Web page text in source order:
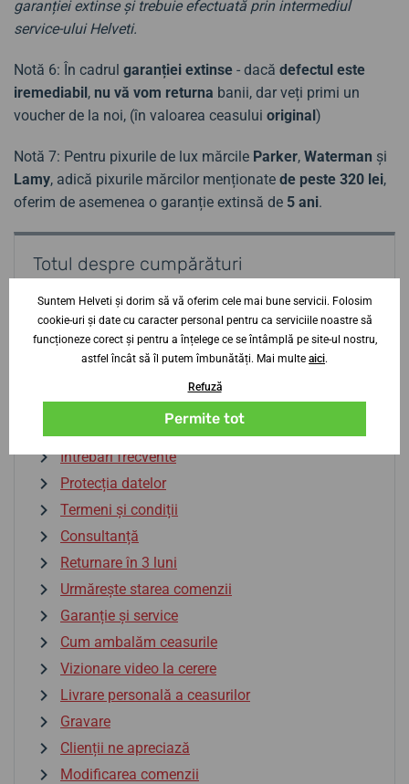
garanției extinse și trebuie efectuată prin intermediul
service-ului Helveti.
Notă 6: În cadrul garanției extinse - dacă defectul este
iremediabil, nu vă vom returna banii, dar veți primi un
voucher de la noi, (în valoarea ceasului original)
Notă 7: Pentru pixurile de lux mărcile Parker, Waterman și
Lamy, adică pixurile mărcilor menționate de peste 320 lei,
oferim de asemenea o garanție extinsă de 5 ani.
Totul despre cumpărături
Cum să cumpărați de la noi
Cum să alegi un ceas
De ce să cumpărați de la noi?
Garanția originalității
Întrebări frecvente
Protecția datelor
Termeni și condiții
Consultanță
Returnare în 3 luni
Urmărește starea comenzii
Garanție și service
Cum ambalăm ceasurile
Vizionare video la cerere
Livrare personală a ceasurilor
Gravare
Clienții ne apreciază
Modificarea comenzii
Suntem Helveti și dorim să vă oferim cele mai bune servicii. Folosim
cookie-uri și date cu caracter personal pentru ca serviciile noastre să
funcționeze corect și pentru a înțelege ce se întâmplă pe site-ul nostru,
astfel încât să îl putem îmbunătăți. Mai multe aici.
Refuză
Permite tot